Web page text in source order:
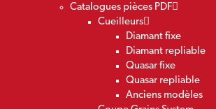
Catalogues pièces PDF
Cueilleurs
Diamant fixe
Diamant repliable
Quasar fixe
Quasar repliable
Anciens modèles